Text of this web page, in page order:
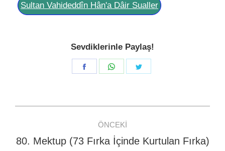
Sultan Vahideddîn Hân'a Dâir Sualler
Sevdiklerinle Paylaş!
Share
Share
navigation
ÖNCEKI
Previous
80. Mektup (73 Fırka İçinde Kurtulan Fırka)